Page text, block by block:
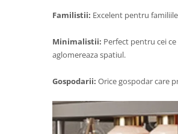
Familistii: Excelent pentru
Minimalistii: Perfect pentru cei
aglomereaza spatiul.
Gospodarii: Orice gospodar care